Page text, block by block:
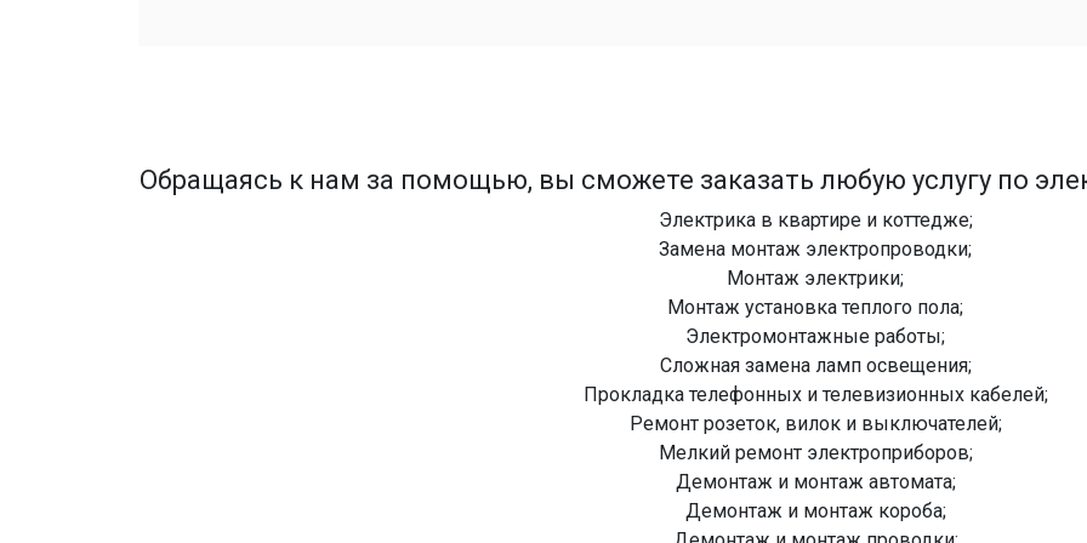
Обращаясь к нам за помощью, вы сможете заказать любую услугу по
Электрика в квартире и коттедже;
Замена монтаж электропроводки;
Монтаж электрики;
Монтаж установка теплого пола;
Электромонтажные работы;
Сложная замена ламп освещения;
Прокладка телефонных и телевизионных кабелей;
Ремонт розеток, вилок и выключателей;
Мелкий ремонт электроприборов;
Демонтаж и монтаж автомата;
Демонтаж и монтаж короба;